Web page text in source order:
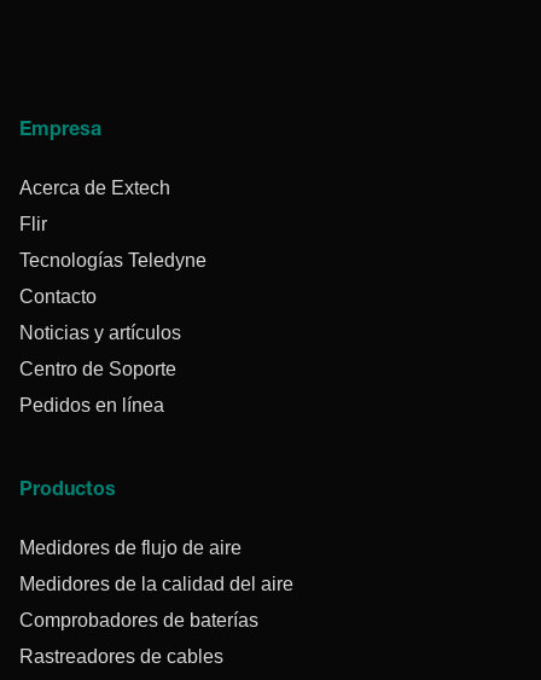
Empresa
Acerca de Extech
Flir
Tecnologías Teledyne
Contacto
Noticias y artículos
Centro de Soporte
Pedidos en línea
Productos
Medidores de flujo de aire
Medidores de la calidad del aire
Comprobadores de baterías
Rastreadores de cables